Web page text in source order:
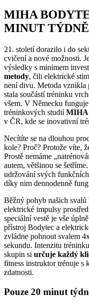
MIHA
MINUT
21. století dorazilo i do
cvičení a nové možnosti.
výsledky s minimem
metody, čili elektrické
není divu. Metoda vznikla
stala součástí tréninku
všem. V Německu
tréninkových studiíMIHA
v ČR, kde se inovativní
Necítíte se na dlouhou
kole? Proč? Protože víte,
Prostě nemáme
autem, většinou se
udržování svých
díky nim dennodenně
Běžný pohyb našich
elektrické impulsy
speciální vestě je vše
přístroj Bodytec a
zvládne pohnout svalem
sekundu. Intenzitu
skupin si určuje každý
fitness instruktor trénuje s
zdatnosti.
Pouze 20 minut